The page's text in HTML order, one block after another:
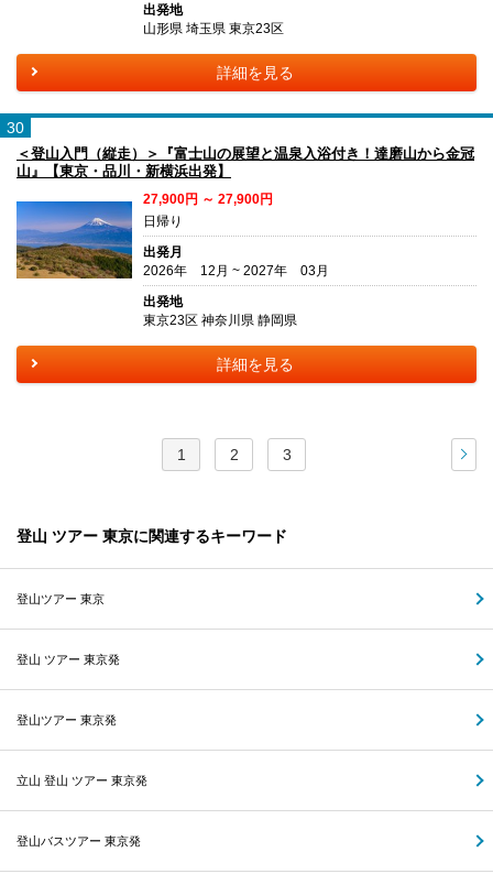
出発地
山形県 埼玉県 東京23区
詳細を見る
30
＜登山入門（縦走）＞『富士山の展望と温泉入浴付き！達磨山から金冠
山』【東京・品川・新横浜出発】
27,900円 ～ 27,900円
日帰り
出発月
2026年 12月 ~ 2027年 03月
出発地
東京23区 神奈川県 静岡県
詳細を見る
1 2 3
登山 ツアー 東京に関連するキーワード
登山ツアー 東京
登山 ツアー 東京発
登山ツアー 東京発
立山 登山 ツアー 東京発
登山バスツアー 東京発